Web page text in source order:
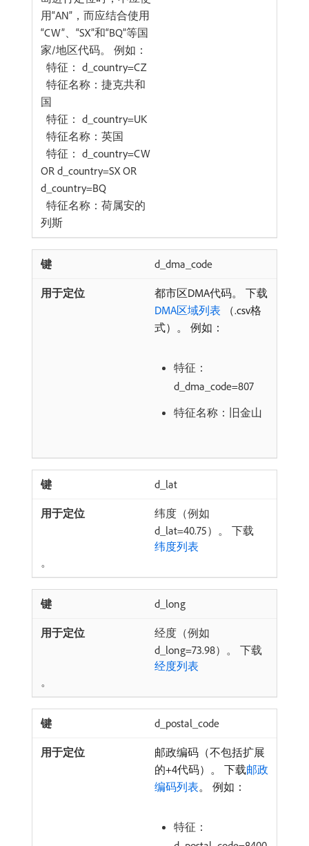
用“AN”，而应结合使用
“CW”、“SX”和“BQ”等国
家/地区代码。 例如：
特征： d_country=CZ
特征名称：捷克共和
国
特征： d_country=UK
特征名称：英国
特征： d_country=CW
OR d_country=SX OR
d_country=BQ
特征名称：荷属安的
列斯
d_dma_code
都市区DMA代码。 下载
DMA区域列表 （.csv格
式）。 例如：
特征：
d_dma_code=807
特征名称：旧金山
d_lat
纬度（例如
d_lat=40.75）。 下载
纬度列表
。
d_long
经度（例如
d_long=73.98）。 下载
经度列表
。
d_postal_code
邮政编码（不包括扩展
的+4代码）。 下载邮政
编码列表。 例如：
特征：